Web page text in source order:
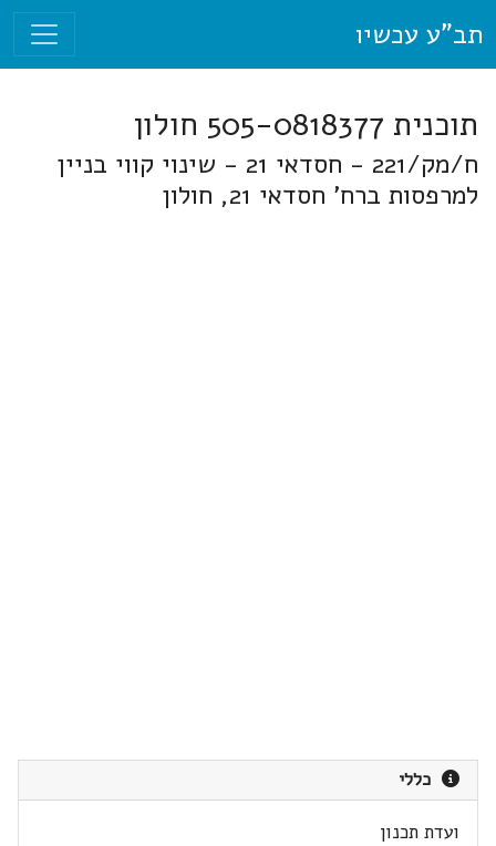
תב"ע עכשיו
תוכנית 505-0818377 חולון
ח/מק/221 - חסדאי 21 - שינוי קווי בניין
למרפסות ברח' חסדאי 21, חולון
כללי
ועדת תכנון